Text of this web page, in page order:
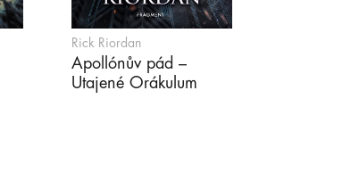
Rick Riordan
Apollónův pád –
Utajené Orákulum